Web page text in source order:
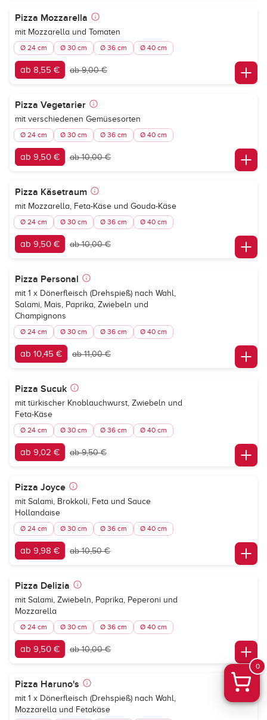
Pizza Mozzarella
mit Mozzarella und Tomaten
Ø 24 cm Ø 30 cm Ø 36 cm Ø 40 cm
ab 8,55 € ab 9,00 €
Pizza Vegetarier
mit verschiedenen Gemüsesorten
Ø 24 cm Ø 30 cm Ø 36 cm Ø 40 cm
ab 9,50 € ab 10,00 €
Pizza Käsetraum
mit Mozzarella, Feta-Käse und Gouda-Käse
Ø 24 cm Ø 30 cm Ø 36 cm Ø 40 cm
ab 9,50 € ab 10,00 €
Pizza Personal
mit 1 x Dönerfleisch (Drehspieß) nach Wahl,
Salami, Mais, Paprika, Zwiebeln und
Champignons
Ø 24 cm Ø 30 cm Ø 36 cm Ø 40 cm
ab 10,45 € ab 11,00 €
Pizza Sucuk
mit türkischer Knoblauchwurst, Zwiebeln und
Feta-Käse
Ø 24 cm Ø 30 cm Ø 36 cm Ø 40 cm
ab 9,02 € ab 9,50 €
Pizza Joyce
mit Salami, Brokkoli, Feta und Sauce
Hollandaise
Ø 24 cm Ø 30 cm Ø 36 cm Ø 40 cm
ab 9,98 € ab 10,50 €
Pizza Delizia
mit Salami, Zwiebeln, Paprika, Peperoni und
Mozzarella
Ø 24 cm Ø 30 cm Ø 36 cm Ø 40 cm
ab 9,50 € ab 10,00 €
Pizza Haruno's
mit 1 x Dönerfleisch (Drehspieß) nach Wahl,
Mozzarella und Fetakäse
0